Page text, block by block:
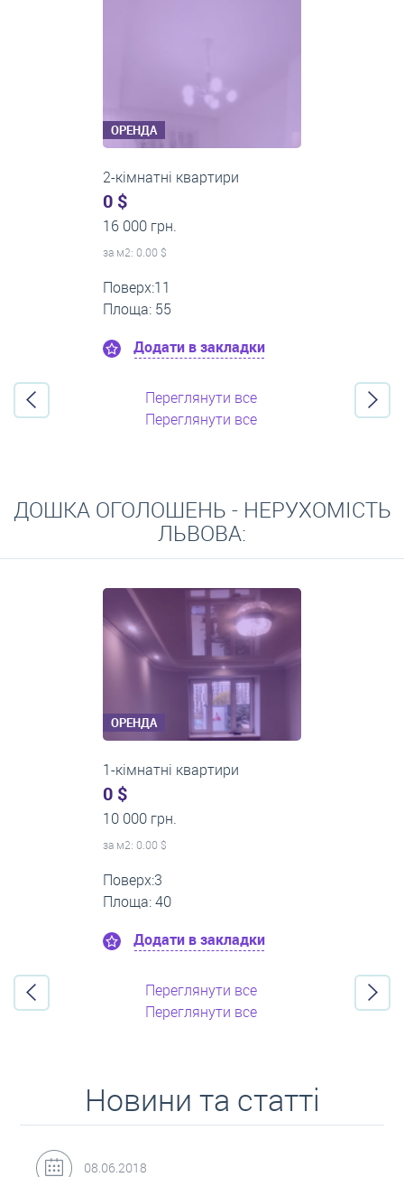
ОРЕНДА
2-кімнатні квартири
0 $
14 000 грн.
за м2: 0.00 $
Поверх:5
Площа: 50
Додати в закладки
Переглянути все
Переглянути все
ДОШКА ОГОЛОШЕНЬ - НЕРУХОМІСТЬ
ЛЬВОВА:
ОРЕНДА
2-кімнатні квартири
0 $
16 000 грн.
за м2: 0.00 $
Поверх:11
Площа: 55
Додати в закладки
Переглянути все
Переглянути все
Новини та статті
31.05.2018